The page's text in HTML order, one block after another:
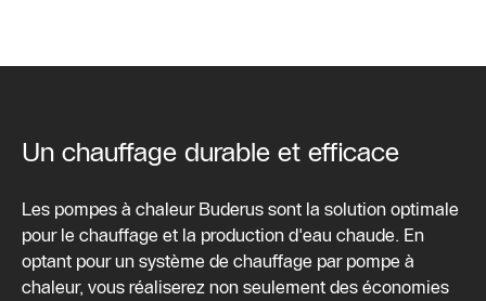
Un chauffage durable et efficace
Les pompes à chaleur Buderus sont la solution optimale
pour le chauffage et la production d'eau chaude. En
optant pour un système de chauffage par pompe à
chaleur, vous réaliserez non seulement des économies